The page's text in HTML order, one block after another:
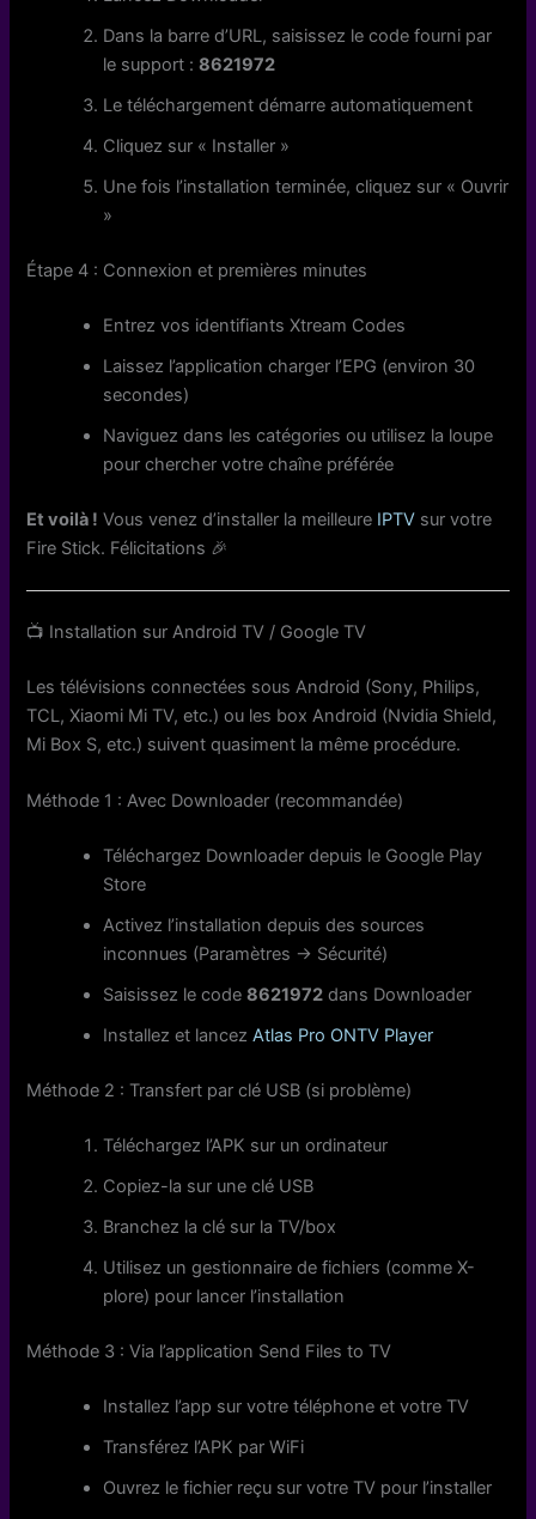
Dans la barre d’URL, saisissez le code fourni par
le support :8621972
Le téléchargement démarre automatiquement
Cliquez sur « Installer »
Une fois l’installation terminée, cliquez sur « Ouvrir
»
Étape 4 : Connexion et premières minutes
Entrez vos identifiants Xtream Codes
Laissez l’application charger l’EPG (environ 30
secondes)
Naviguez dans les catégories ou utilisez la loupe
pour chercher votre chaîne préférée
Et voilà ! Vous venez d’installer la meilleure IPTV sur votre
Fire Stick. Félicitations 🎉
📺 Installation sur Android TV / Google TV
Les télévisions connectées sous Android (Sony, Philips,
TCL, Xiaomi Mi TV, etc.) ou les box Android (Nvidia Shield,
Mi Box S, etc.) suivent quasiment la même procédure.
Méthode 1 : Avec Downloader (recommandée)
Téléchargez Downloader depuis le Google Play
Store
Activez l’installation depuis des sources
inconnues (Paramètres → Sécurité)
Saisissez le code8621972 dans Downloader
Installez et lancezAtlas Pro ONTV Player
Méthode 2 : Transfert par clé USB (si problème)
Téléchargez l’APK sur un ordinateur
Copiez-la sur une clé USB
Branchez la clé sur la TV/box
Utilisez un gestionnaire de fichiers (comme X-
plore) pour lancer l’installation
Méthode 3 : Via l’application Send Files to TV
Installez l’app sur votre téléphone et votre TV
Transférez l’APK par WiFi
Ouvrez le fichier reçu sur votre TV pour l’installer